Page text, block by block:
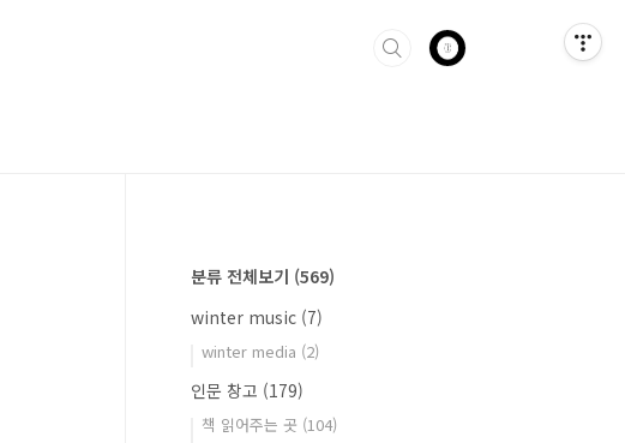
분류 전체보기 (569)
winter music (7)
winter media (2)
인문 창고 (179)
책 읽어주는 곳 (104)